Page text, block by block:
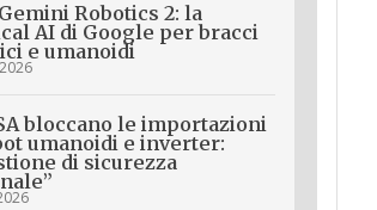
Robotics 2: la
AI di Google per bracci
e umanoidi
bloccano le importazioni
umanoidi e inverter:
di sicurezza